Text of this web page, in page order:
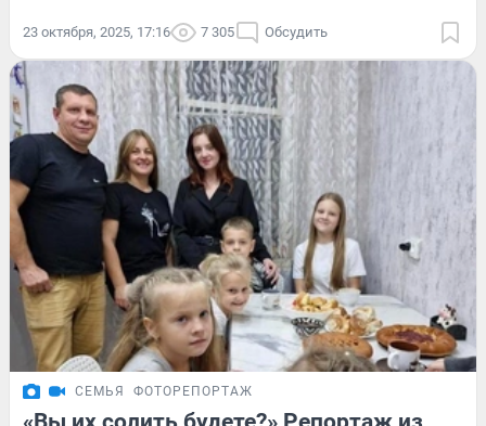
23 октября, 2025, 17:16 7 305 Обсудить
СЕМЬЯ ФОТОРЕПОРТАЖ